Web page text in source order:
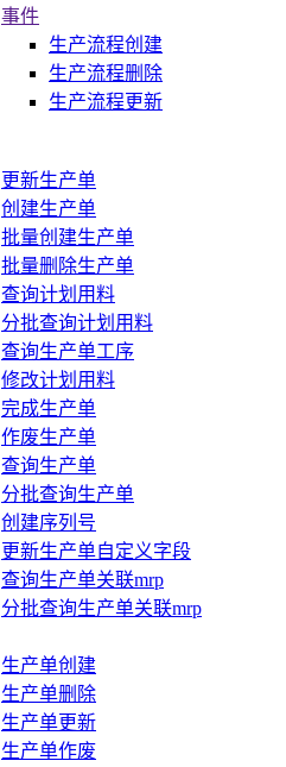
事件
生产流程创建
生产流程删除
生产流程更新
更新生产单
创建生产单
批量创建生产单
批量删除生产单
查询计划用料
分批查询计划用料
查询生产单工序
修改计划用料
完成生产单
作废生产单
查询生产单
分批查询生产单
创建序列号
更新生产单自定义字段
查询生产单关联mrp
分批查询生产单关联mrp
生产单创建
生产单删除
生产单更新
生产单作废